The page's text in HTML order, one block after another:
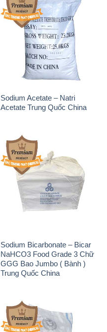
Sodium Acetate – Natri
Acetate Trung Quốc China
Sodium Bicarbonate – Bicar
NaHCO3 Food Grade 3 Chữ
GGG Bao Jumbo ( Bành )
Trung Quốc China